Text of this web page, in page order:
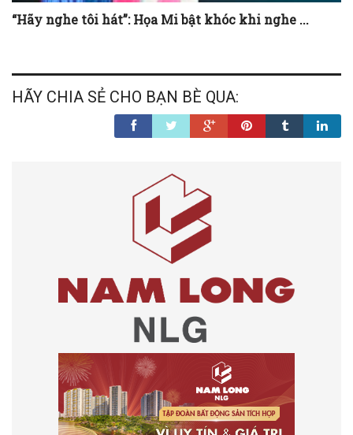
“Hãy nghe tôi hát”: Họa Mi bật khóc khi nghe ...
HÃY CHIA SẺ CHO BẠN BÈ QUA: